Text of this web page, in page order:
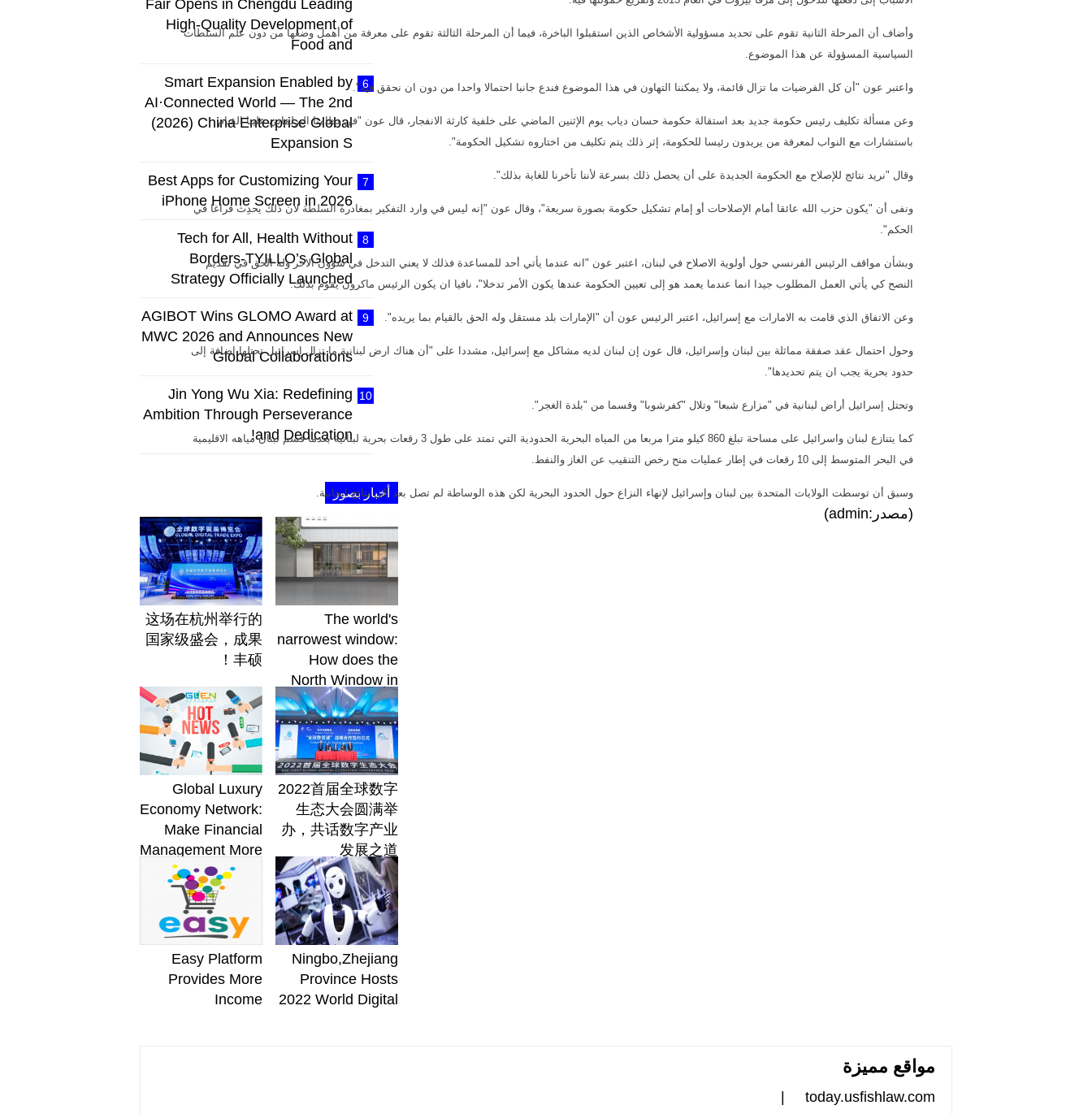
Fair Opens in Chengdu Leading
High-Quality Development of
Food and
6
Smart Expansion Enabled by
AI·Connected World — The 2nd
(2026) China Enterprise Global
Expansion S
7
Best Apps for Customizing Your
iPhone Home Screen in 2026
8
Tech for All, Health Without
Borders-TYILLO’s Global
Strategy Officially Launched
9
AGIBOT Wins GLOMO Award at
MWC 2026 and Announces New
Global Collaborations
10
Jin Yong Wu Xia: Redefining
Ambition Through Perseverance
and Dedication!
أخبار بصور
The world's
narrowest window:
How does the
North Window in
Italy conquer
minimalist
aesthetics with j
这场在杭州举行的
国家级盛会，成果
丰硕！
2022首届全球数字
生态大会圆满举
办，共话数字产业
发展之道
Global Luxury
Economy Network:
Make Financial
Management More
Diversified
Ningbo,Zhejiang
Province Hosts
2022 World Digital
Easy Platform
Provides More
Income
وأضاف أن المرحلة الثانية تقوم على تحديد مسؤولية الأشخاص الذين استقبلوا الباخرة، فيما أن المرحلة الثالثة تقوم على معرفة من أهمل وضعها من دون علم السلطات
السياسية المسؤولة عن هذا الموضوع.
واعتبر عون "أن كل الفرضيات ما تزال قائمة، ولا يمكننا التهاون في هذا الموضوع فندع جانبا احتمالا واحدا من دون ان نحقق فيه".
وعن مسألة تكليف رئيس حكومة جديد بعد استقالة حكومة حسان دياب يوم الإثنين الماضي على خلفية كارثة الانفجار، قال عون "في نظامنا البرلماني علينا القيام
باستشارات مع النواب لمعرفة من يريدون رئيسا للحكومة، إثر ذلك يتم تكليف من اختاروه تشكيل الحكومة".
وقال "نريد نتائج للإصلاح مع الحكومة الجديدة على أن يحصل ذلك بسرعة لأننا تأخرنا للغاية بذلك".
ونفى أن "يكون حزب الله عائقا أمام الإصلاحات أو إمام تشكيل حكومة بصورة سريعة"، وقال عون "إنه ليس في وارد التفكير بمغادرة السلطة لأن ذلك يحدِث فراغا في
الحكم".
وبشأن مواقف الرئيس الفرنسي حول أولوية الاصلاح في لبنان، اعتبر عون "انه عندما يأتي أحد للمساعدة فذلك لا يعني التدخل في شؤون الاخر وله الحق في تقديم
النصح كي يأتي العمل المطلوب جيدا انما عندما يعمد هو إلى تعيين الحكومة عندها يكون الأمر تدخلا"، نافيا ان يكون الرئيس ماكرون يقوم بذلك.
وعن الاتفاق الذي قامت به الامارات مع إسرائيل، اعتبر الرئيس عون أن "الإمارات بلد مستقل وله الحق بالقيام بما يريده".
وحول احتمال عقد صفقة مماثلة بين لبنان وإسرائيل، قال عون إن لبنان لديه مشاكل مع إسرائيل، مشددا على "أن هناك ارض لبنانية ما تزال إسرائيل تحتلها إضافة إلى
حدود بحرية يجب ان يتم تحديدها".
وتحتل إسرائيل أراض لبنانية في "مزارع شبعا" وتلال "كفرشوبا" وقسما من "بلدة الغجر".
كما يتنازع لبنان واسرائيل على مساحة تبلغ 860 كيلو مترا مربعا من المياه البحرية الحدودية التي تمتد على طول 3 رقعات بحرية لبنانية بعدما قسم لبنان مياهه الاقليمية
في البحر المتوسط إلى 10 رقعات في إطار عمليات منح رخص التنقيب عن الغاز والنفط.
وسبق أن توسطت الولايات المتحدة بين لبنان وإسرائيل لإنهاء النزاع حول الحدود البحرية لكن هذه الوساطة لم تصل بعد إلى نتائج إيجابية.
(مصدر:admin)
مواقع مميزة
today.usfishlaw.com